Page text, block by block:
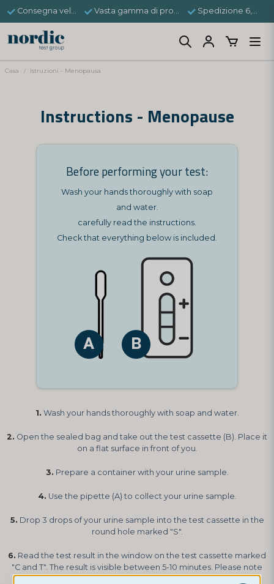
Consegna veloce Vasta gamma di prodotti Spedizione 6,95 €
Casa Istruzioni - Menopausa
Instructions - Menopause
Before performing your test:
Wash your hands thoroughly with soap
and water.
carefully read the instructions.
Check that everything below is included.
1. Wash your hands thoroughly with soap and water.
2. Open the sealed bag and take out the test cassette (B). Place it
on a flat surface in front of you.
3. Prepare a container with your urine sample.
4. Use the pipette (A) to collect your urine sample.
5. Drop 3 drops of your urine sample into the test cassette in the
round hole marked "S".
6. Read the test result in the window on the test cassette marked
"C and T". The result is visible between 5-10 minutes. Please note
that the test result is invalid after 10 minutes.